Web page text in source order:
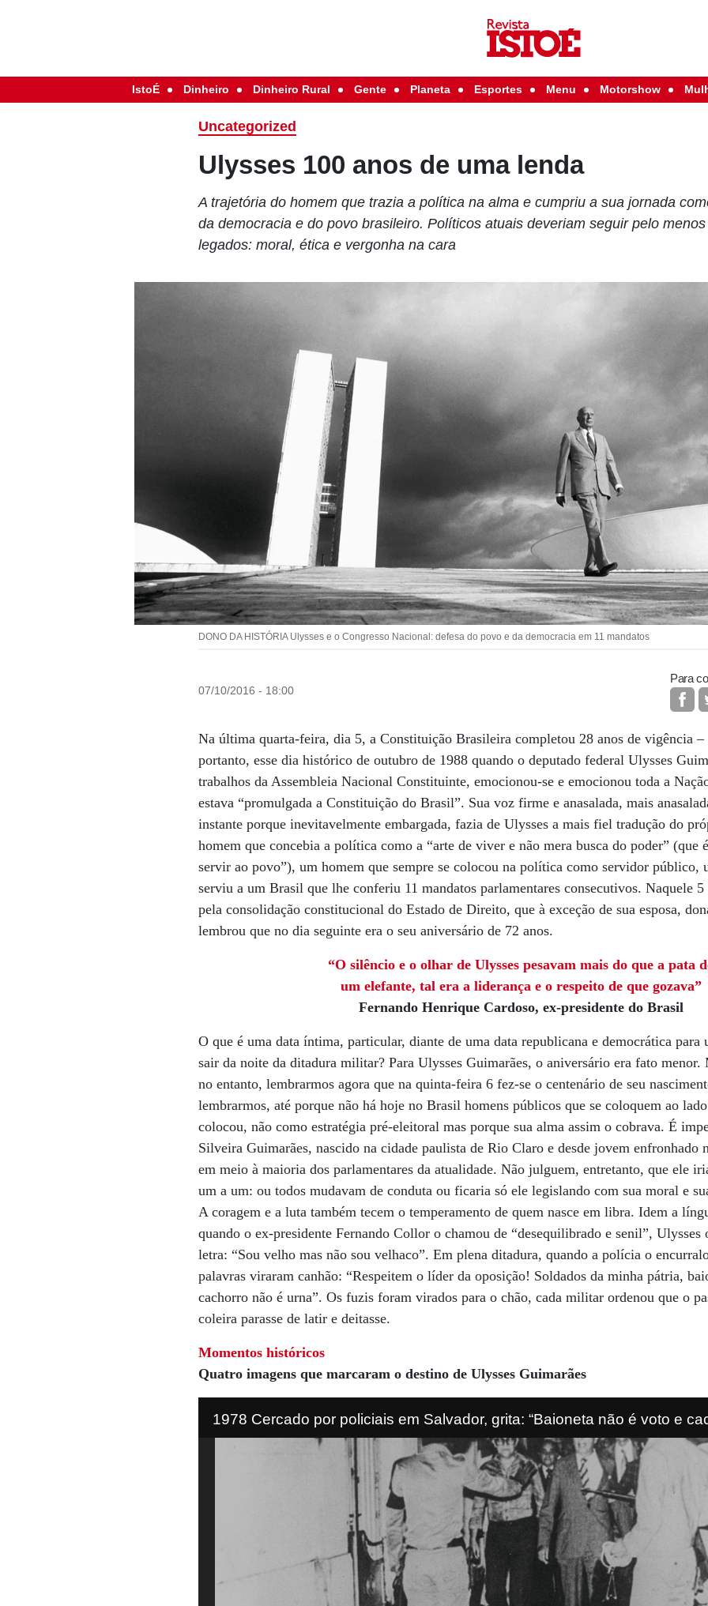
IstoÉ Dinheiro Dinheiro Rural Gente Planeta Esportes Menu Motorshow
Uncategorized
Ulysses 100 anos de uma lenda
A trajetória do homem que trazia a política na alma e cumpriu a sua jornada
da democracia e do povo brasileiro. Políticos atuais deveriam seguir pelo
legados: moral, ética e vergonha na cara
DONO DA HISTÓRIA Ulysses e o Congresso Nacional: defesa do povo e da democracia em 11 mandatos
07/10/2016 - 18:00
Para
Na última quarta-feira, dia 5, a Constituição Brasileira completou 28 anos de vigência
portanto, esse dia histórico de outubro de 1988 quando o deputado federal Ulysses
trabalhos da Assembleia Nacional Constituinte, emocionou-se e emocionou toda a
estava “promulgada a Constituição do Brasil”. Sua voz firme e anasalada, mais
instante porque inevitavelmente embargada, fazia de Ulysses a mais fiel tradução do
homem que concebia a política como a “arte de viver e não mera busca do poder” (que
servir ao povo”), um homem que sempre se colocou na política como servidor público,
serviu a um Brasil que lhe conferiu 11 mandatos parlamentares consecutivos. Naquele
pela consolidação constitucional do Estado de Direito, que à exceção de sua esposa,
lembrou que no dia seguinte era o seu aniversário de 72 anos.
“O silêncio e o olhar de Ulysses pesavam mais do que a pata
um elefante, tal era a liderança e o respeito de que gozava”
Fernando Henrique Cardoso, ex-presidente do Brasil
O que é uma data íntima, particular, diante de uma data republicana e democrática para
sair da noite da ditadura militar? Para Ulysses Guimarães, o aniversário era fato
no entanto, lembrarmos agora que na quinta-feira 6 fez-se o centenário de seu
lembrarmos, até porque não há hoje no Brasil homens públicos que se coloquem ao
colocou, não como estratégia pré-eleitoral mas porque sua alma assim o cobrava. É
Silveira Guimarães, nascido na cidade paulista de Rio Claro e desde jovem enfronhado
em meio à maioria dos parlamentares da atualidade. Não julguem, entretanto, que ele
um a um: ou todos mudavam de conduta ou ficaria só ele legislando com sua moral e
A coragem e a luta também tecem o temperamento de quem nasce em libra. Idem a
quando o ex-presidente Fernando Collor o chamou de “desequilibrado e senil”,
letra: “Sou velho mas não sou velhaco”. Em plena ditadura, quando a polícia o
palavras viraram canhão: “Respeitem o líder da oposição! Soldados da minha pátria,
cachorro não é urna”. Os fuzis foram virados para o chão, cada militar ordenou que o
coleira parasse de latir e deitasse.
Momentos históricos
Quatro imagens que marcaram o destino de Ulysses Guimarães
1978 Cercado por policiais em Salvador, grita: “Baioneta não é voto e